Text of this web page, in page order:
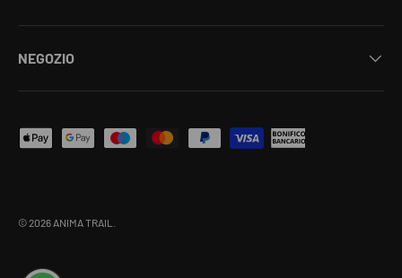
NEGOZIO
Metodi di pagamento accettati
© 2026 ANIMA TRAIL